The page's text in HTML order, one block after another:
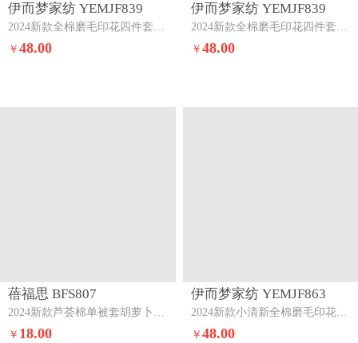
伊而梦家纺 YEMJF839
2024新款全棉磨毛印花四件套系列单品被套兔子家族-桔
￥48.00
伊而梦家纺 YEMJF839
2024新款全棉磨毛印花四件套系列单品被套香兰草-粉
￥ 48.00
蓓福思 BFS807
2024新款芦荟棉单被套胡萝卜-黄-1
￥ 18.00
伊而梦家纺 YEMJF863
2024新款小清新全棉磨毛印花四件套系列单品被套觅糖
￥ 48.00